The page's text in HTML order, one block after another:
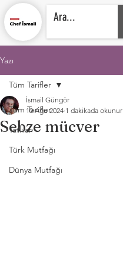
Yazı
Tüm Tarifler
Tatlılar
Türk Mutfağı
Dünya Mutfağı
Tüm Tarifler
Sebze mücver
İsmail Güngör
10 Ağu 2024 1 dakikada okunur